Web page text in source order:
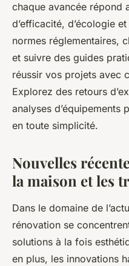
chaque avancée répond
d’efficacité, d’écologie
normes réglementaires,
et suivre des guides
réussir vos projets avec
Explorez des retours
analyses
en toute simplicité.
Nouvelles
la maison et les
Dans le domaine de
rénovation se
solutions à la fois
en plus, les innovations